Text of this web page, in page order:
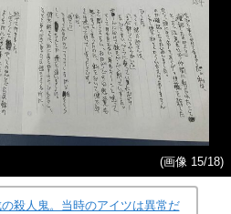
(画像 15/18)
の殺人鬼。当時のアイツは異常だ